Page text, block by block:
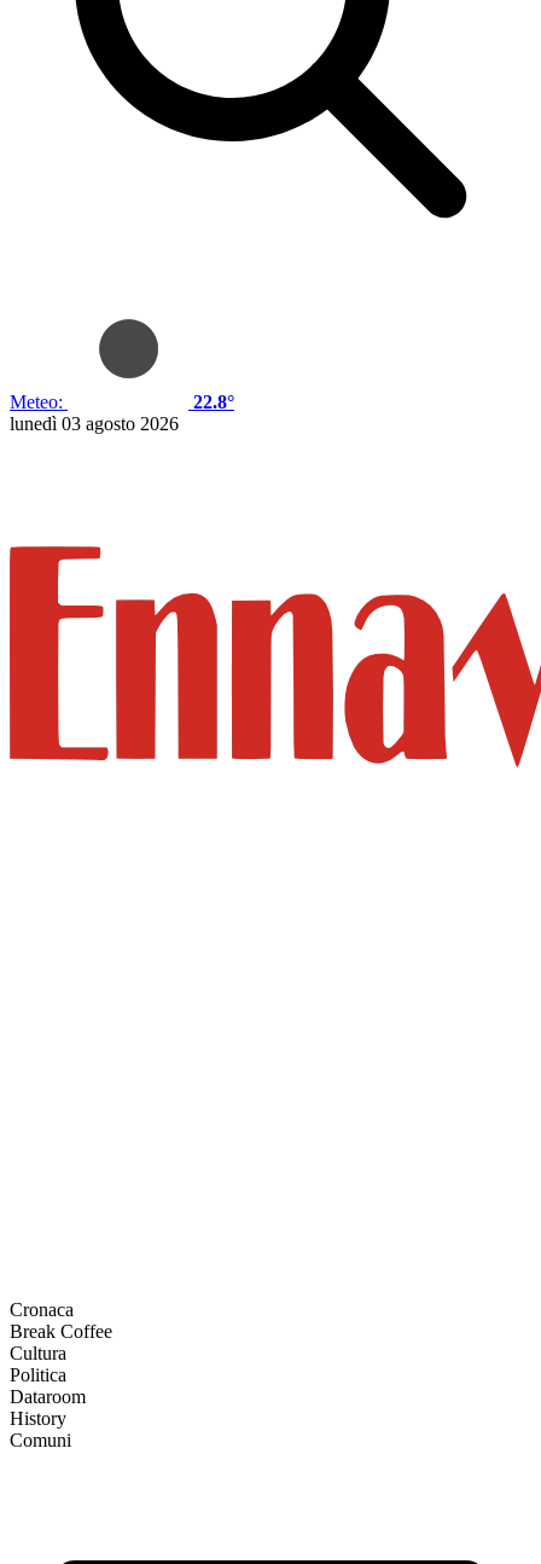
Meteo:
22.8°
lunedì 03 agosto 2026
Cronaca
Break Coffee
Cultura
Politica
Dataroom
History
Comuni